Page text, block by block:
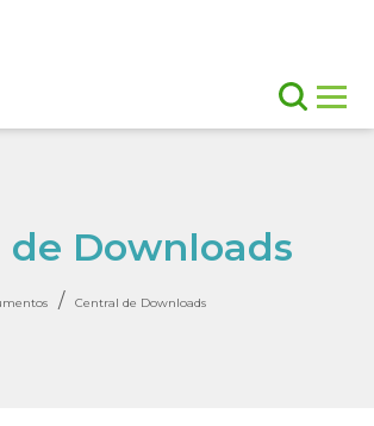
de Downloads
/ Central de Downloads